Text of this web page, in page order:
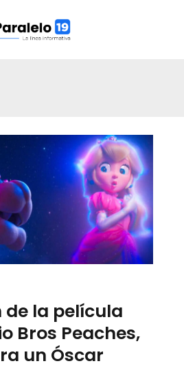
de la película
Bros Peaches,
un Óscar